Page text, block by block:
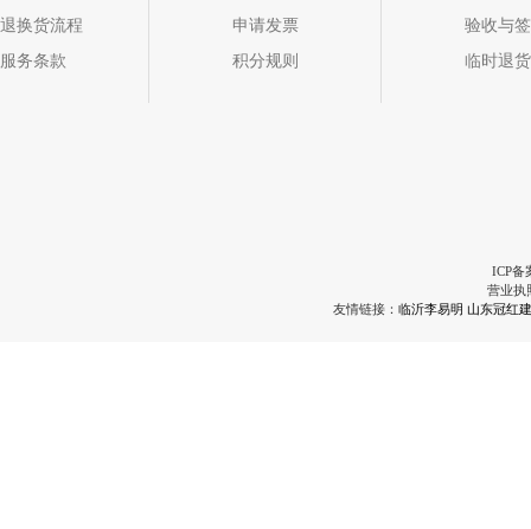
退换货流程
服务条款
申请发票
积分规则
验收与
临时退货
ICP备
营业执
友情链接： 临沂李易明 山东冠红